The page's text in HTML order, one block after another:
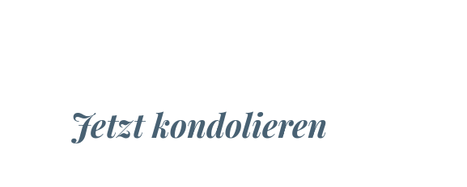
Jetzt kondolieren